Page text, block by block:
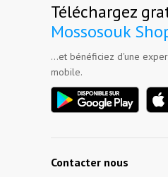
Téléchargez
Mossosouk
...et bénéficiez d'une
mobile.
Contacter nous